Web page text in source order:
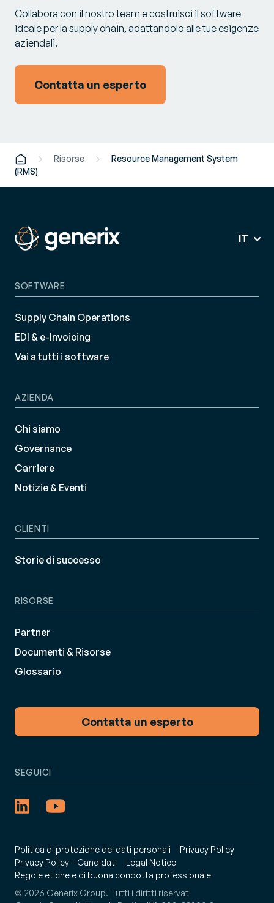
Collabora con il nostro team e costruisci il software
ideale per la supply chain, adattandolo alle tue esigenze
aziendali.
Contatta un esperto
Risorse
Resource Management System
(RMS)
IT
SOFTWARE
Supply Chain Operations
EDI & e-Invoicing
Vai a tutti i software
AZIENDA
Chi siamo
Governance
Carriere
Notizie & Eventi
CLIENTI
Storie di successo
RISORSE
Partner
Documenti & Risorse
Glossario
Contatta un esperto
Politica di protezione dei dati personali
Privacy Policy
Privacy Policy – Candidati
Legal Notice
Regole etiche e di buona condotta professionale
© 2026 Generix Group. Tutti i diritti riservati
SEGUICI